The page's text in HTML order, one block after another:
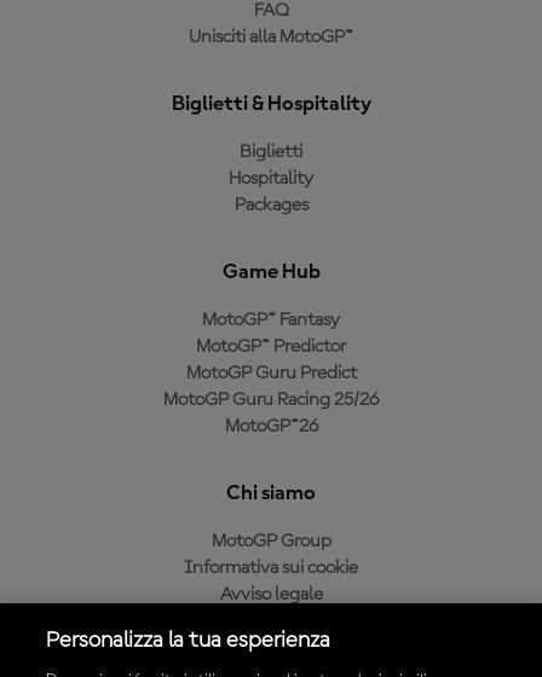
FAQ
Unisciti alla MotoGP™
Biglietti & Hospitality
Biglietti
Hospitality
Packages
Game Hub
MotoGP™ Fantasy
MotoGP™ Predictor
MotoGP Guru Predict
MotoGP Guru Racing 25/26
MotoGP™26
Chi siamo
MotoGP Group
Informativa sui cookie
Avviso legale
Condizioni di acquisto
Personalizza la tua esperienza